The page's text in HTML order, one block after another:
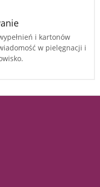
i kartonów
w pielęgnacji i